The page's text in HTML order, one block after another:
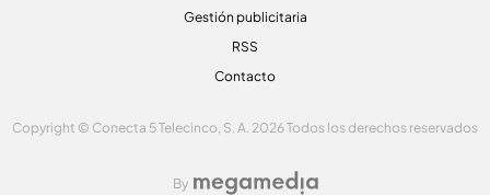
Gestión publicitaria
RSS
Contacto
Copyright © Conecta 5 Telecinco, S. A. 2026 Todos los derechos reservados
By